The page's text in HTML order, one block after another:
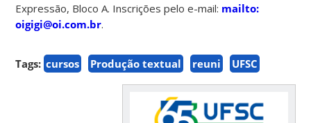
Expressão, Bloco A. Inscrições pelo e-mail: mailto:
oigigi@oi.com.br.
Tags: cursos Produção textual reuni UFSC